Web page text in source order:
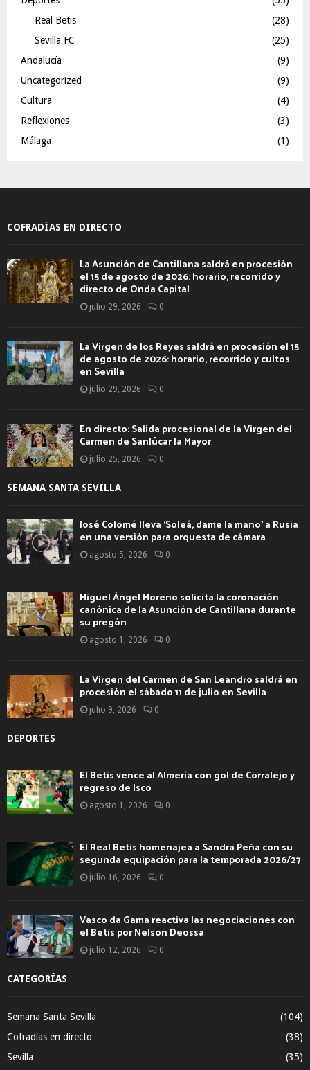
Real Betis
(28)
Sevilla FC
(25)
Andalucía
(9)
Uncategorized
(9)
Cultura
(4)
Reflexiones
(3)
Málaga
(1)
COFRADÍAS EN DIRECTO
La Asunción de Cantillana saldrá en procesión
el 15 de agosto de 2026: horario, recorrido y
directo de Onda Capital
julio 29, 2026 0
La Virgen de los Reyes saldrá en procesión el 15
de agosto de 2026: horario, recorrido y cultos
en Sevilla
julio 29, 2026 0
En directo: Salida procesional de la Virgen del
Carmen de Sanlúcar la Mayor
julio 25, 2026 0
SEMANA SANTA SEVILLA
José Colomé lleva ‘Soleá, dame la mano’ a Rusia
en una versión para orquesta de cámara
agosto 5, 2026 0
Miguel Ángel Moreno solicita la coronación
canónica de la Asunción de Cantillana durante
su pregón
agosto 1, 2026 0
La Virgen del Carmen de San Leandro saldrá en
procesión el sábado 11 de julio en Sevilla
julio 9, 2026 0
DEPORTES
El Betis vence al Almería con gol de Corralejo y
regreso de Isco
agosto 1, 2026 0
El Real Betis homenajea a Sandra Peña con su
segunda equipación para la temporada 2026/27
julio 16, 2026 0
Vasco da Gama reactiva las negociaciones con
el Betis por Nelson Deossa
julio 12, 2026 0
CATEGORÍAS
Semana Santa Sevilla
(104)
Cofradías en directo
(38)
Sevilla
(35)